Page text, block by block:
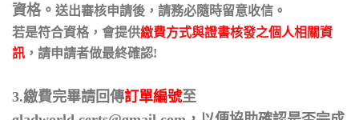
資格。 送出審核申請後，請務必隨時留意收信。
若是符合資格，會提供繳費方式與證書核發之個人相關資
訊 ，請申請者做最終確認!
3.繳費完畢請回傳訂單編號至